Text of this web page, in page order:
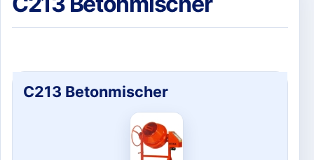
C213 Betonmischer